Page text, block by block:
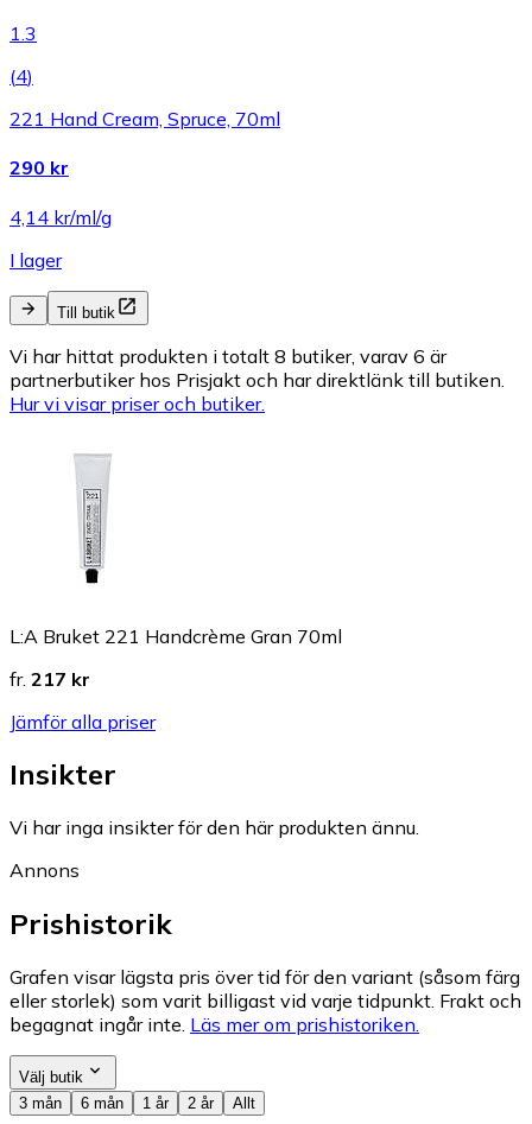
1.3
(4)
221 Hand Cream, Spruce, 70ml
290 kr
4,14 kr/ml/g
I lager
Till butik
Vi har hittat produkten i totalt 8 butiker, varav 6 är
partnerbutiker hos Prisjakt och har direktlänk till butiken.
Hur vi visar priser och butiker.
L:A Bruket 221 Handcrème Gran 70ml
fr. 217 kr
Jämför alla priser
Insikter
Vi har inga insikter för den här produkten ännu.
Annons
Prishistorik
Grafen visar lägsta pris över tid för den variant (såsom färg
eller storlek) som varit billigast vid varje tidpunkt. Frakt och
begagnat ingår inte. Läs mer om prishistoriken.
Välj butik
3 mån
6 mån 1 år 2 år Allt